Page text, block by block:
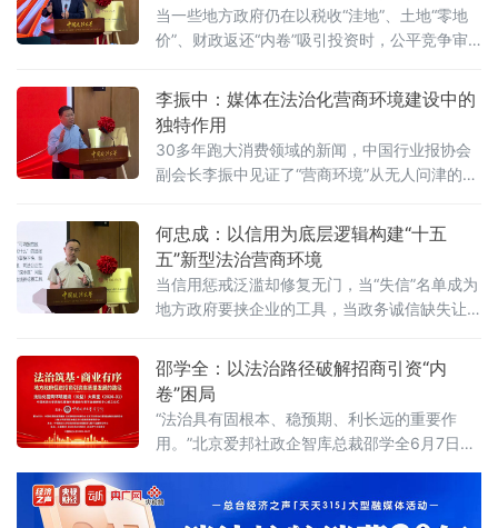
当一些地方政府仍在以税收“洼地”、土地“零地
价”、财政返还“内卷”吸引投资时，公平竞争审
例》施行近两年来，为何部分地区仍屡屡出
现“超国民待遇”补贴、隐性地方保护、跨区域恶
性竞争？北京物资学院法学院院长吴长军6月7
日在中国政法大学法治化营商环境建设与数字
金融研究中心揭牌仪式既同期举办的“法治筑
李振中：媒体在法治化营商环境建设中的
独特作用
30多年跑大消费领域的新闻，中国行业报协会
副会长李振中见证了“营商环境”从无人问津的模
国政法大学法治化营商环境建设与数字金融研
究中心揭牌仪式既同期举办的“法治筑基、商业
有序——地方政府促进招商引资和高质量发展
路径”法治化营商环境建设（公益）大讲堂2026
首期活动上，李振中以媒体人视角直言：法治
何忠成：以信用为底层逻辑构建“十五
五”新型法治营商环境
当信用惩戒泛滥却修复无门，当“失信”名单成为
地方政府要挟企业的工具，当政务诚信缺失让
环境，还是在异化为另一种权力寻租？上海大
学法学院企业法治与创新发展研究中心主任何
忠成6月7日在中国政法大学法治化营商环境建
设与数字金融研究中心揭牌仪式既同期举办
的“法治筑基、商业有序——地方政府促进招商
引资和高质量发展路径”法治化营商环境建设
（公益）大
邵学全：以法治路径破解招商引资“内
卷”困局
“法治具有固根本、稳预期、利长远的重要作
用。”北京爱邦社政企智库总裁邵学全6月7日在
中国政法大学法治化营商环境建设与数字金融
研究中心揭牌仪式既同期举办的“法治筑基、商
业有序——地方政府促进招商引资和高质量发